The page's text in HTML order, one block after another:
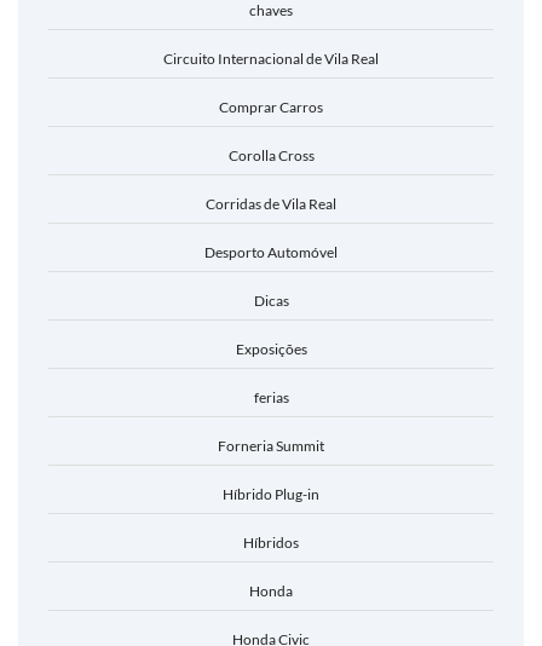
chaves
Circuito Internacional de Vila Real
Comprar Carros
Corolla Cross
Corridas de Vila Real
Desporto Automóvel
Dicas
Exposições
ferias
Forneria Summit
Híbrido Plug-in
Híbridos
Honda
Honda Civic